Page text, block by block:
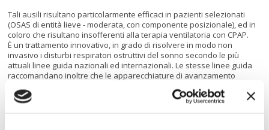
Tali ausili risultano particolarmente efficaci in pazienti selezionati
(OSAS di entità lieve - moderata, con componente posizionale), ed in
coloro che risultano insofferenti alla terapia ventilatoria con CPAP.
È un trattamento innovativo, in grado di risolvere in modo non
invasivo i disturbi respiratori ostruttivi del sonno secondo le più
attuali linee guida nazionali ed internazionali. Le stesse linee guida
raccomandano inoltre che le apparecchiature di avanzamento
unodontoiatra esperto in disturbi respiratori del sonno
Pertanto, non tutti i dentisti hanno la formazione o l'esperienza